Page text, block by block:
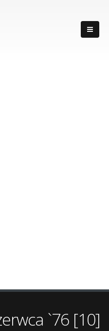
`76 [10]